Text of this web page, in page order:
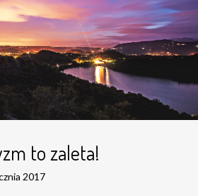
to zaleta!
2017